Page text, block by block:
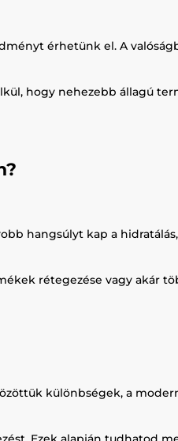
érhetünk el. A
hogy nehezebb állagú
hangsúlyt kap a
rétegezése vagy akár
különbségek, a